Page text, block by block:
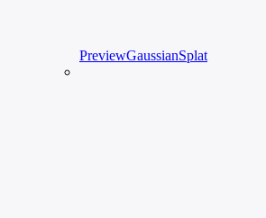
PreviewGaussianSplat